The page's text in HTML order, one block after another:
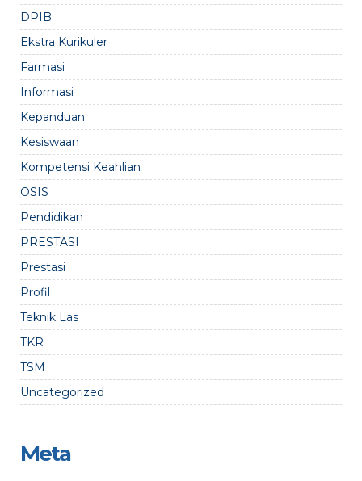
DPIB
Ekstra Kurikuler
Farmasi
Informasi
Kepanduan
Kesiswaan
Kompetensi Keahlian
OSIS
Pendidikan
PRESTASI
Prestasi
Profil
Teknik Las
TKR
TSM
Uncategorized
Meta